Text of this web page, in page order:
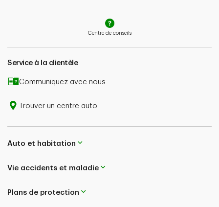
Centre de conseils
Service à la clientèle
Communiquez avec nous
Trouver un centre auto
Auto et habitation
Vie accidents et maladie
Plans de protection